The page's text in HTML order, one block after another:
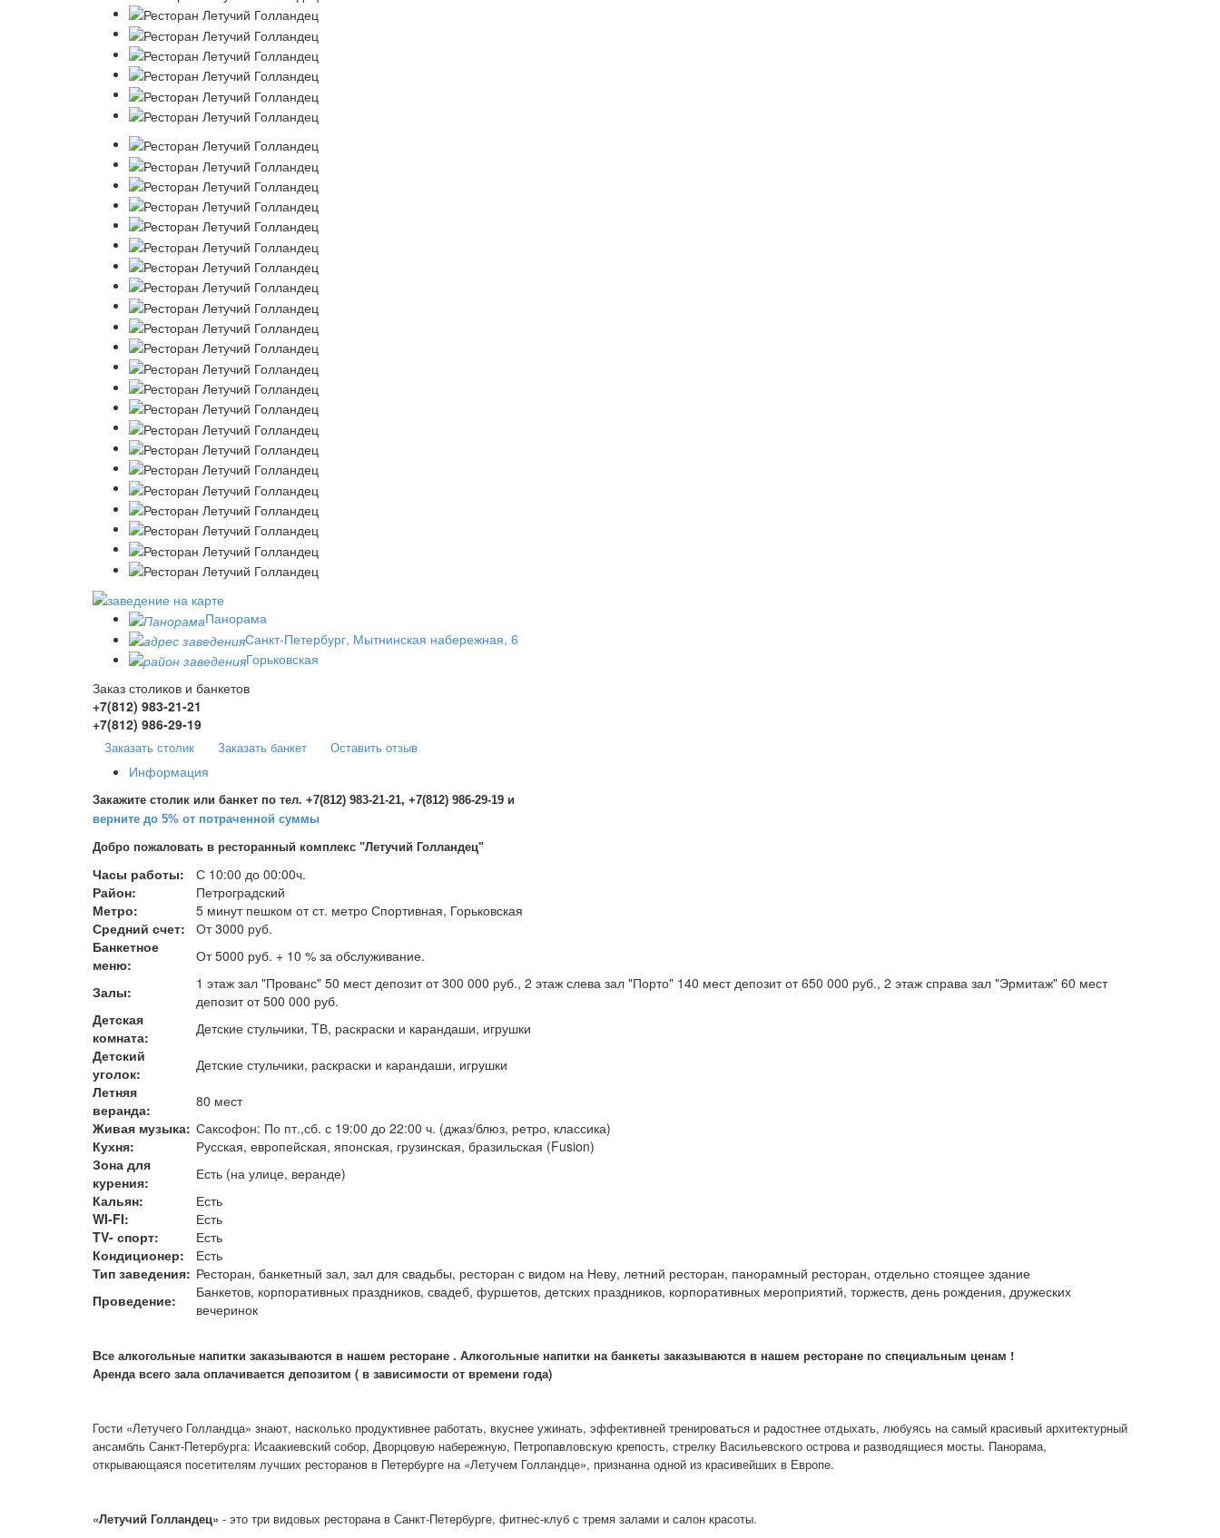
Панорама
Санкт-Петербург, Мытнинская набережная, 6
Горьковская
Заказ столиков и банкетов
+7(812) 983-21-21
+7(812) 986-29-19
Заказать столик Заказать банкет Оставить отзыв
Информация
Закажите столик или банкет по тел. +7(812) 983-21-21, +7(812) 986-29-19 и
верните до 5% от потраченной суммы
Добро пожаловать в ресторанный комплекс "Летучий Голландец"
Часы работы:
С 10:00 до 00:00ч.
Район:
Петроградский
Метро:
5 минут пешком от ст. метро Спортивная, Горьковская
Средний счет:
От 3000 руб.
Банкетное
меню:
От 5000 руб. + 10 % за обслуживание.
Залы:
1 этаж зал "Прованс" 50 мест депозит от 300 000 руб., 2 этаж слева зал "Порто" 140 мест депозит от 650 000 руб., 2 этаж справа зал "Эрмитаж" 60 мест
депозит от 500 000 руб.
Детская
комната:
Детские стульчики, TВ, раскраски и карандаши, игрушки
Детский
уголок:
Детские стульчики, раскраски и карандаши, игрушки
Летняя
веранда:
80 мест
Живая музыка: Саксофон: По пт.,сб. с 19:00 до 22:00 ч. (джаз/блюз, ретро, классика)
Кухня:
Русская, европейская, японская, грузинская, бразильская (Fusion)
Зона для
курения:
Есть (на улице, веранде)
Кальян:
Есть
WI-FI:
Есть
TV- спорт:
Есть
Кондиционер:
Есть
Тип заведения: Ресторан, банкетный зал, зал для свадьбы, ресторан с видом на Неву, летний ресторан, панорамный ресторан, отдельно стоящее здание
Проведение:
Банкетов, корпоративных праздников, свадеб, фуршетов, детских праздников, корпоративных мероприятий, торжеств, день рождения, дружеских
вечеринок
Все алкогольные напитки заказываются в нашем ресторане . Алкогольные напитки на банкеты заказываются в нашем ресторане по специальным ценам !
Аренда всего зала оплачивается депозитом ( в зависимости от времени года)
Гости «Летучего Голландца» знают, насколько продуктивнее работать, вкуснее ужинать, эффективней тренироваться и радостнее отдыхать, любуясь на самый красивый архитектурный
ансамбль Санкт-Петербурга: Исаакиевский собор, Дворцовую набережную, Петропавловскую крепость, стрелку Васильевского острова и разводящиеся мосты. Панорама,
открывающаяся посетителям лучших ресторанов в Петербурге на «Летучем Голландце», признанна одной из красивейших в Европе.
«Летучий Голландец» - это три видовых ресторана в Санкт-Петербурге, фитнес-клуб с тремя залами и салон красоты.